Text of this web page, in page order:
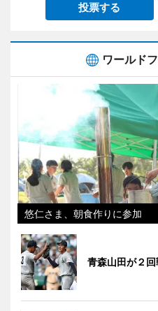
投票する
ワールド
悠仁さま、朝食作りに参加
青森山田が２